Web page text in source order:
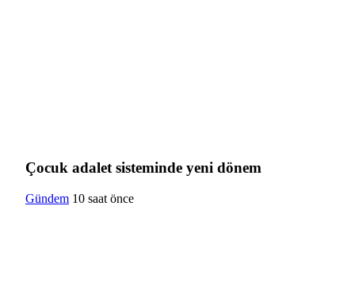
Çocuk adalet sisteminde yeni dönem
Gündem 10 saat önce